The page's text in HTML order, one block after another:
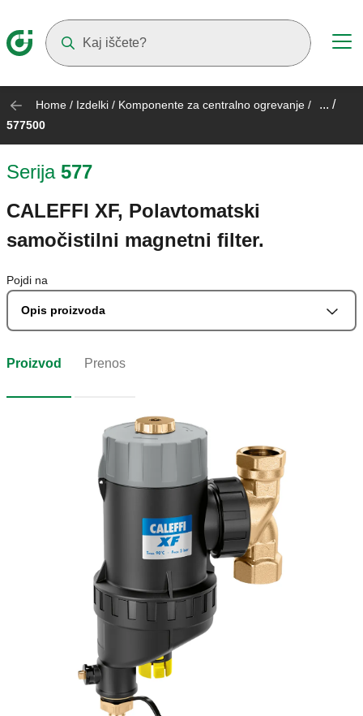
Home / Izdelki / Komponente za centralno ogrevanje / ... /
577500
Serija 577
CALEFFI XF, Polavtomatski
samočistilni magnetni filter.
Pojdi na
Opis proizvoda
Proizvod Prenos